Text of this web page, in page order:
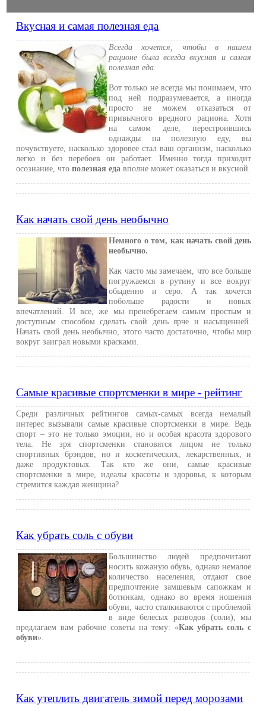
Вкусная и самая полезная еда
Всегда хочется, чтобы в нашем
рационе была всегда вкусная и самая
полезная еда.
Вот только не всегда мы понимаем, что
под ней подразумевается, а иногда
просто не можем отказаться от
привычного вредного рациона. Хотя
на самом деле, перестроившись
однажды на полезную еду, вы
почувствуете, насколько здоровее стал ваш организм, насколько
легко и без перебоев он работает. Именно тогда приходит
осознание, чтополезная еда вполне может оказаться и вкусной.
Как начать свой день необычно
Немного о том, как начать свой день
необычно.
Как часто мы замечаем, что все больше
погружаемся в рутину и все вокруг
обыденно и серо. А так хочется
побольше радости и новых
впечатлений. И все, же мы пренебрегаем самым простым и
доступным способом сделать свой день ярче и насыщенней.
Начать свой день необычно, этого часто достаточно, чтобы мир
вокруг заиграл новыми красками.
Самые красивые спортсменки в мире - рейтинг
Среди различных рейтингов самых-самых всегда немалый
интерес вызывали самые красивые спортсменки в мире. Ведь
спорт – это не только эмоции, но и особая красота здорового
тела. Не зря спортсменки становятся лицом не только
спортивных брэндов, но и косметических, лекарственных, и
даже продуктовых. Так кто же они, самые красивые
спортсменки в мире, идеалы красоты и здоровья, к которым
стремится каждая женщина?
Как убрать соль с обуви
Большинство людей предпочитают
носить кожаную обувь, однако немалое
количество населения, отдают свое
предпочтение замшевым сапожкам и
ботинкам, однако во время ношения
обуви, часто сталкиваются с проблемой
в виде белесых разводов (соли), мы
предлагаем вам рабочие советы на тему: «Как убрать соль с
обуви».
Как утеплить двигатель зимой перед морозами